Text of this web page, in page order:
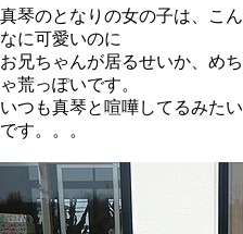
真琴のとなりの女の子は、こん
なに可愛いのに
お兄ちゃんが居るせいか、めち
ゃ荒っぽいです。
いつも真琴と喧嘩してるみたい
です。。。